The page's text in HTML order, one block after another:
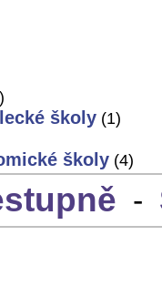
školy (1)
školy (4)
-